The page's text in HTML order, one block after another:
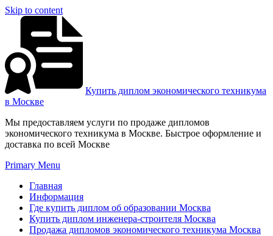
Skip to content
Купить диплом экономического техникума
в Москве
Мы предоставляем услуги по продаже дипломов
экономического техникума в Москве. Быстрое оформление и
доставка по всей Москве
Primary Menu
Главная
Информация
Где купить диплом об образовании Москва
Купить диплом инженера-строителя Москва
Продажа дипломов экономического техникума Москва